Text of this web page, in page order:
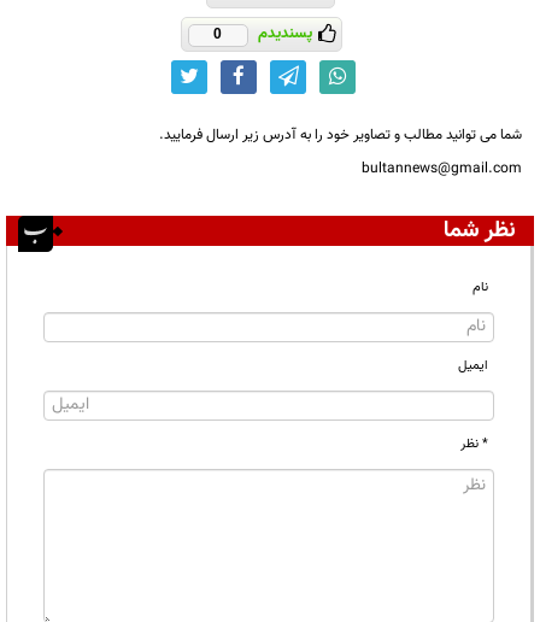
پسندیدم 0
شما می توانید مطالب و تصاویر خود را به آدرس زیر ارسال فرمایید.
bultannews@gmail.com
نظر شما
نام
ایمیل
* نظر